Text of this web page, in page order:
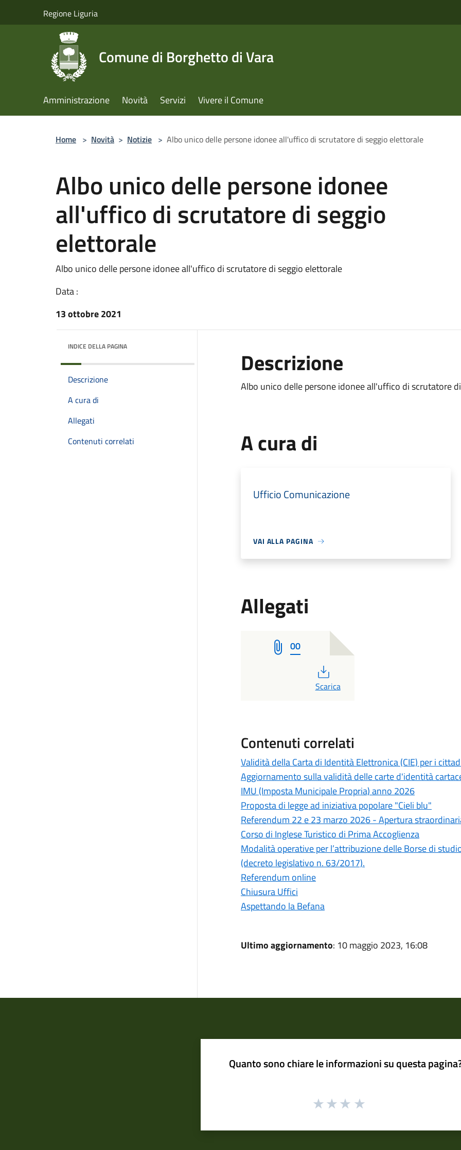
Regione Liguria
Comune di Borghetto di Vara
Amministrazione Novità Servizi Vivere il Comune
Home > Novità > Notizie > Albo unico delle persone idonee all'uffico di scrutatore di seggio elettorale
Albo unico delle persone idonee
all'uffico di scrutatore di seggio
elettorale
Albo unico delle persone idonee all'uffico di scrutatore di seggio elettorale
Data :
13 ottobre 2021
INDICE DELLA PAGINA
Descrizione
A cura di
Allegati
Contenuti correlati
Descrizione
Albo unico delle persone idonee all'uffico di scrutatore
A cura di
Ufficio Comunicazione
VAI ALLA PAGINA
Allegati
00
PDF
Scarica
Contenuti correlati
Validità della Carta di Identità Elettronica (CIE) per i
Aggiornamento sulla validità delle carte d'identità
IMU (Imposta Municipale Propria) anno 2026
Proposta di legge ad iniziativa popolare "Cieli blu"
Referendum 22 e 23 marzo 2026 - Apertura
Corso di Inglese Turistico di Prima Accoglienza
Modalità operative per l’attribuzione delle Borse di
(decreto legislativo n. 63/2017).
Referendum online
Chiusura Uffici
Aspettando la Befana
Ultimo aggiornamento: 10 maggio 2023, 16:08
Quanto sono chiare le informazioni su questa